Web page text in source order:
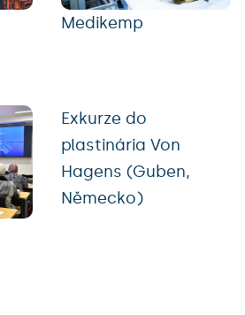
Medikemp
Exkurze do
plastinária Von
Hagens (Guben,
Německo)